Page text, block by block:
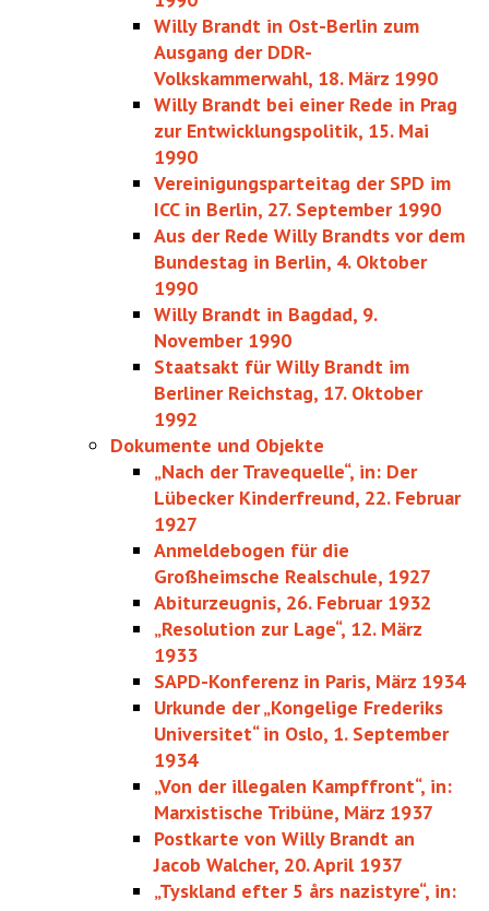
Willy Brandt in Ost-Berlin zum
Ausgang der DDR-
Volkskammerwahl, 18. März 1990
Willy Brandt bei einer Rede in Prag
zur Entwicklungspolitik, 15. Mai
1990
Vereinigungsparteitag der SPD im
ICC in Berlin, 27. September 1990
Aus der Rede Willy Brandts vor dem
Bundestag in Berlin, 4. Oktober
1990
Willy Brandt in Bagdad, 9.
November 1990
Staatsakt für Willy Brandt im
Berliner Reichstag, 17. Oktober
1992
Dokumente und Objekte
„Nach der Travequelle“, in: Der
Lübecker Kinderfreund, 22. Februar
1927
Anmeldebogen für die
Großheimsche Realschule, 1927
Abiturzeugnis, 26. Februar 1932
„Resolution zur Lage“, 12. März
1933
SAPD-Konferenz in Paris, März 1934
Urkunde der „Kongelige Frederiks
Universitet“ in Oslo, 1. September
1934
„Von der illegalen Kampffront“, in:
Marxistische Tribüne, März 1937
Postkarte von Willy Brandt an
Jacob Walcher, 20. April 1937
„Tyskland efter 5 års nazistyre“, in: